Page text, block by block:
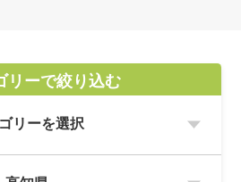
リーで絞り込む